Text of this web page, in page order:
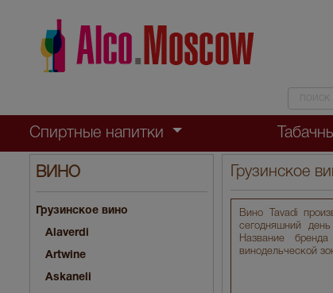
Спиртные напитки
ВИНО
Грузинское вино
Alaverdi
Artwine
Askaneli
Грузинское
Вино Tavadi
сегодняшний
Название
винодельческой